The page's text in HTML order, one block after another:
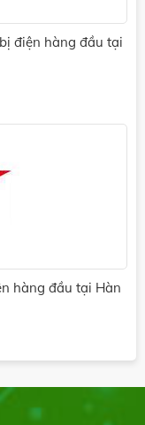
điện hàng đầu tại
hàng đầu tại Hàn